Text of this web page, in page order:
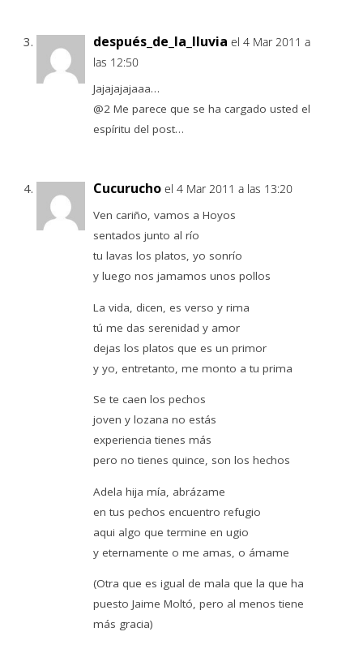
después_de_la_lluvia el 4 Mar 2011 a
las 12:50
Jajajajajaaa…
@2 Me parece que se ha cargado usted el
espíritu del post…
Cucurucho el 4 Mar 2011 a las 13:20
Ven cariño, vamos a Hoyos
sentados junto al río
tu lavas los platos, yo sonrío
y luego nos jamamos unos pollos
La vida, dicen, es verso y rima
tú me das serenidad y amor
dejas los platos que es un primor
y yo, entretanto, me monto a tu prima
Se te caen los pechos
joven y lozana no estás
experiencia tienes más
pero no tienes quince, son los hechos
Adela hija mía, abrázame
en tus pechos encuentro refugio
aqui algo que termine en ugio
y eternamente o me amas, o ámame
(Otra que es igual de mala que la que ha
puesto Jaime Moltó, pero al menos tiene
más gracia)